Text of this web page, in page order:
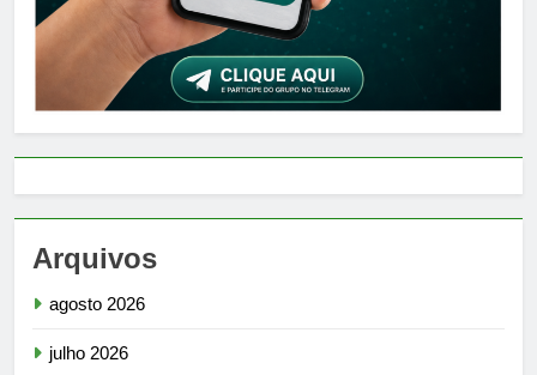
Arquivos
agosto 2026
julho 2026